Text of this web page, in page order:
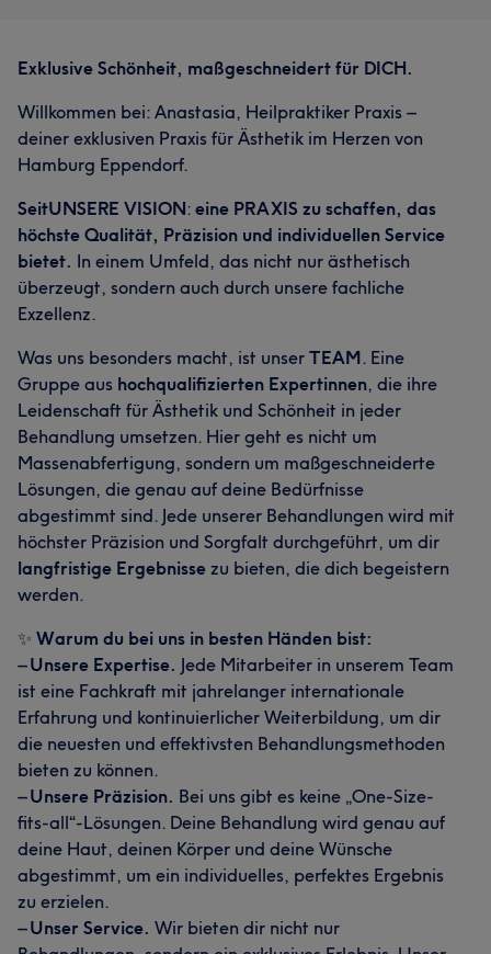
Kompetent 8
Exklusive Schönheit, maßgeschneidert für DICH.
Willkommen bei: Anastasia, Heilpraktiker Praxis –
deiner exklusiven Praxis für Ästhetik im Herzen von
Hamburg Eppendorf.
SeitUNSERE VISION: eine PRAXIS zu schaffen, das
höchste Qualität, Präzision und individuellen Service
bietet. In einem Umfeld, das nicht nur ästhetisch
überzeugt, sondern auch durch unsere fachliche
Exzellenz.
Was uns besonders macht, ist unser TEAM. Eine
Gruppe aus hochqualifizierten Expertinnen, die ihre
Leidenschaft für Ästhetik und Schönheit in jeder
Behandlung umsetzen. Hier geht es nicht um
Massenabfertigung, sondern um maßgeschneiderte
Lösungen, die genau auf deine Bedürfnisse
abgestimmt sind. Jede unserer Behandlungen wird mit
höchster Präzision und Sorgfalt durchgeführt, um dir
langfristige Ergebnisse zu bieten, die dich begeistern
werden.
✨ Warum du bei uns in besten Händen bist:
–Unsere Expertise. Jede Mitarbeiter in unserem Team
ist eine Fachkraft mit jahrelanger internationale
Erfahrung und kontinuierlicher Weiterbildung, um dir
die neuesten und effektivsten Behandlungsmethoden
bieten zu können.
–Unsere Präzision. Bei uns gibt es keine „One-Size-
fits-all“-Lösungen. Deine Behandlung wird genau auf
deine Haut, deinen Körper und deine Wünsche
abgestimmt, um ein individuelles, perfektes Ergebnis
zu erzielen.
–Unser Service. Wir bieten dir nicht nur